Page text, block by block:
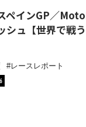
ペインGP／
シュ【世界で戦
レースレポート